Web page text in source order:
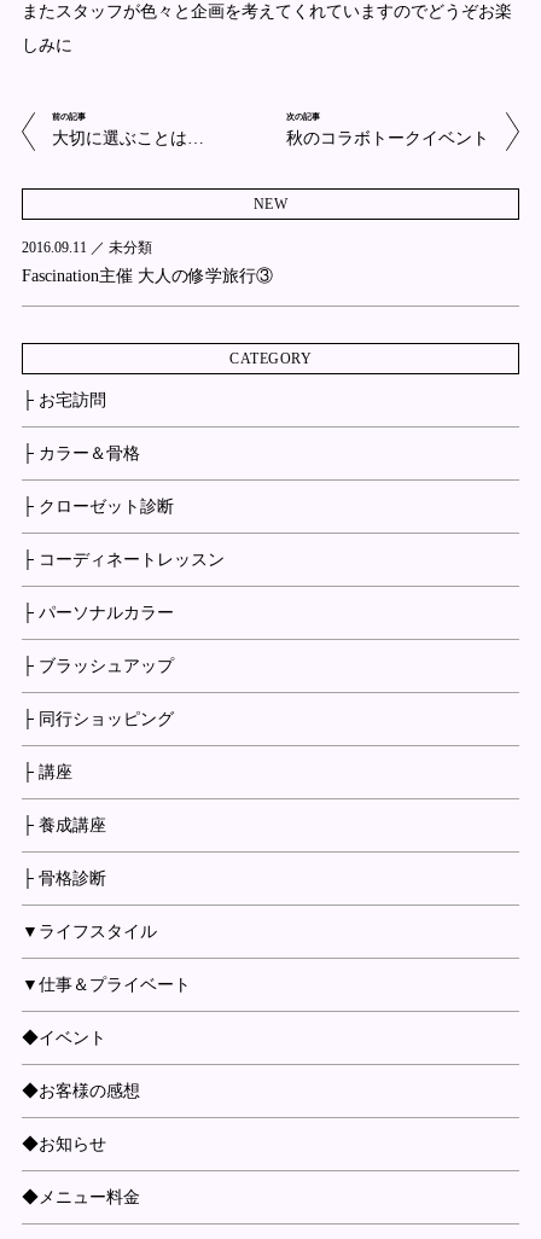
またスタッフが色々と企画を考えてくれていますのでどうぞお楽
しみに
前の記事
大切に選ぶことは…
次の記事
秋のコラボトークイベント
NEW
2016.09.11 ／ 未分類
Fascination主催 大人の修学旅行③
CATEGORY
├ お宅訪問
├ カラー＆骨格
├ クローゼット診断
├ コーディネートレッスン
├ パーソナルカラー
├ ブラッシュアップ
├ 同行ショッピング
├ 講座
├ 養成講座
├ 骨格診断
▼ライフスタイル
▼仕事＆プライベート
◆イベント
◆お客様の感想
◆お知らせ
◆メニュー料金